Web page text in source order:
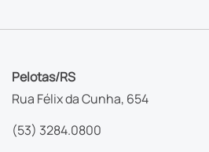
Pelotas/RS
Rua Félix da Cunha, 654
(53) 3284.0800